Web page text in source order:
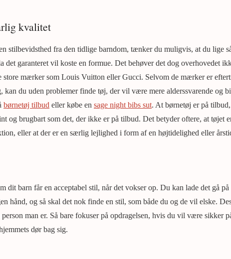
kvalitet
stilbevidsthed fra den tidlige barndom, tænker du muligvis, at du lige
det garanteret vil koste en formue. Det behøver det dog overhovedet
mærker som Louis Vuitton eller Gucci. Selvom de mærker er
kan du uden problemer finde tøj, der vil være mere alderssvarende og
børnetøj tilbud eller købe en sage night bibs sut. At børnetøj er på
og brugbart som det, der ikke er på tilbud. Det betyder oftere, at tøjet
eller at der er en særlig lejlighed i form af en højtidelighed eller
dit barn får en acceptabel stil, når det vokser op. Du kan lade det gå på
hånd, og så skal det nok finde en stil, som både du og de vil elske.
man er. Så bare fokuser på opdragelsen, hvis du vil være sikker
dør bag sig.